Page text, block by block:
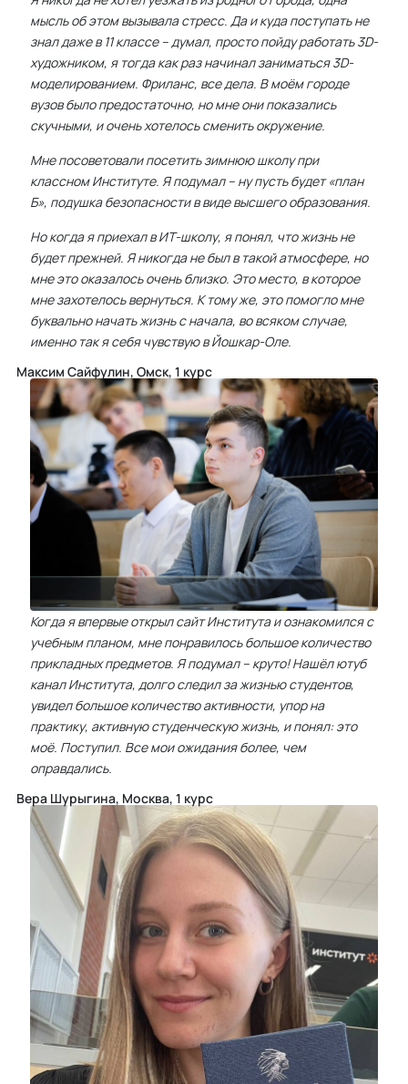
мысль об этом вызывала стресс. Да и куда поступать не
знал даже в 11 классе – думал, просто пойду работать 3D-
художником, я тогда как раз начинал заниматься 3D-
моделированием. Фриланс, все дела. В моём городе
вузов было предостаточно, но мне они показались
скучными, и очень хотелось сменить окружение.
Мне посоветовали посетить зимнюю школу при
классном Институте. Я подумал – ну пусть будет «план
Б», подушка безопасности в виде высшего образования.
Но когда я приехал в ИТ-школу, я понял, что жизнь не
будет прежней. Я никогда не был в такой атмосфере, но
мне это оказалось очень близко. Это место, в которое
мне захотелось вернуться. К тому же, это помогло мне
буквально начать жизнь с начала, во всяком случае,
именно так я себя чувствую в Йошкар-Оле.
Максим Сайфулин, Омск, 1 курс
Когда я впервые открыл сайт Института и ознакомился с
учебным планом, мне понравилось большое количество
прикладных предметов. Я подумал – круто! Нашёл ютуб
канал Института, долго следил за жизнью студентов,
увидел большое количество активности, упор на
практику, активную студенческую жизнь, и понял: это
моё. Поступил. Все мои ожидания более, чем
оправдались.
Вера Шурыгина, Москва, 1 курс